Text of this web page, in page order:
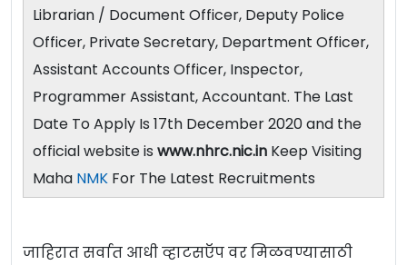
Librarian / Document Officer, Deputy Police
Officer, Private Secretary, Department Officer,
Assistant Accounts Officer, Inspector,
Programmer Assistant, Accountant. The Last
Date To Apply Is 17th December 2020 and the
official website is www.nhrc.nic.in Keep Visiting
Maha NMK For The Latest Recruitments
जाहिरात सर्वात आधी व्हाटसऍप वर मिळवण्यासाठी